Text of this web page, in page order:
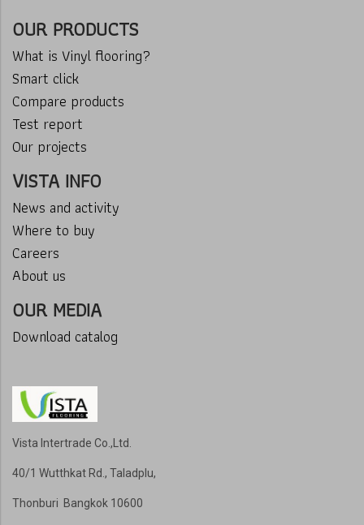
OUR PRODUCTS
What is Vinyl flooring?
Smart click
Compare products
Test report
Our projects
VISTA INFO
News and activity
Where to buy
Careers
About us
OUR MEDIA
Download catalog
Vista Intertrade Co.,Ltd.
40/1 Wutthkat Rd., Taladplu,
Thonburi Bangkok 10600